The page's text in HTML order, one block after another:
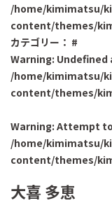
/home/kimimatsu/
content/themes/
カテゴリー： #
Warning: Undefined
/home/kimimatsu/
content/themes/
Warning: Attempt
/home/kimimatsu/
content/themes/
大喜 多恵